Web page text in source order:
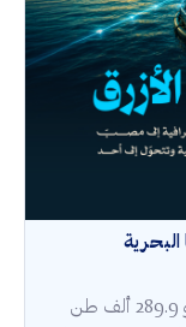
البحرية
سجل إنتاج الثروة السمكية في السعودية نحو 289.9 ألف طن